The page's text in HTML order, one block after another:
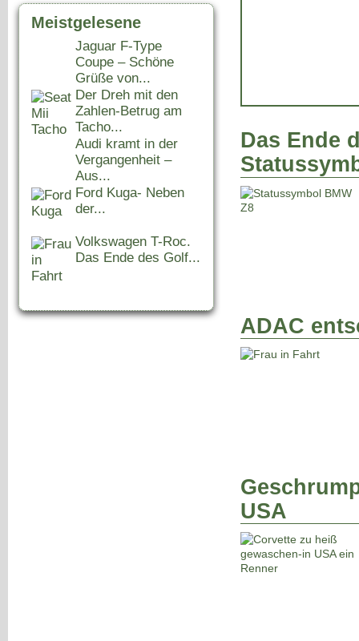
Das Ende
ADAC
USA
Meistgelesene
Jaguar F-Type
Coupe – Schöne
Grüße von...
Der Dreh mit den
Zahlen-Betrug am
Tacho...
Audi kramt in der
Vergangenheit –
Aus...
Ford Kuga- Neben
der...
Volkswagen T-Roc.
Das Ende des Golf...